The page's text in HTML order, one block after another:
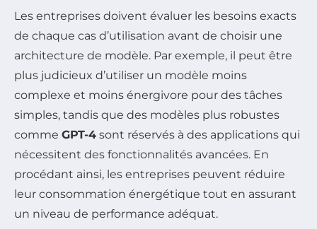
Les entreprises doivent évaluer les besoins exacts
de chaque cas d’utilisation avant de choisir une
architecture de modèle. Par exemple, il peut être
plus judicieux d’utiliser un modèle moins
complexe et moins énergivore pour des tâches
simples, tandis que des modèles plus robustes
comme GPT-4 sont réservés à des applications qui
nécessitent des fonctionnalités avancées. En
procédant ainsi, les entreprises peuvent réduire
leur consommation énergétique tout en assurant
un niveau de performance adéquat.